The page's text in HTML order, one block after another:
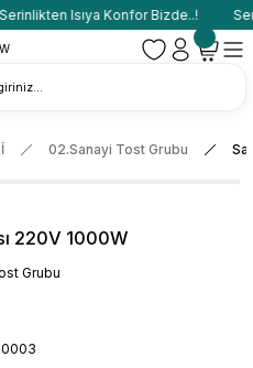
Serinlikten Isıya Konfor Bizde..!
02.Sanayi Tost Grubu
220V 1000W
Grubu